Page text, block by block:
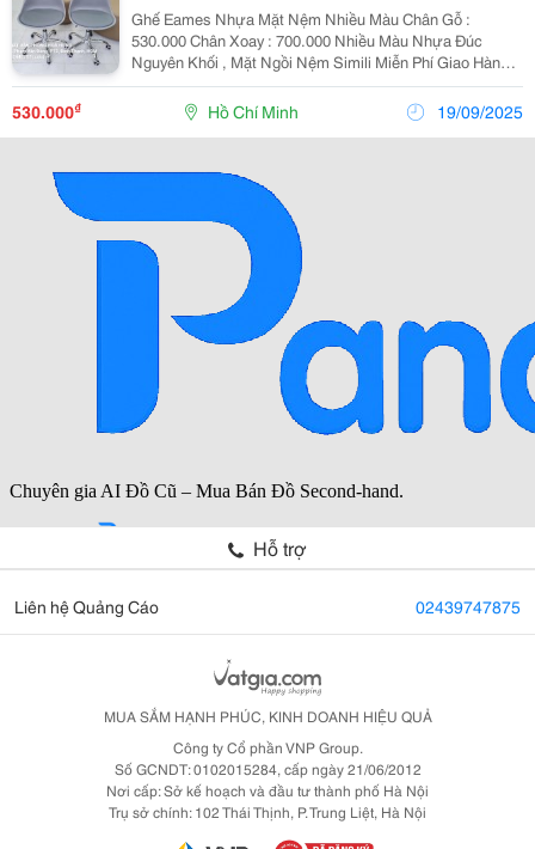
Ghế Eames Nhựa Mặt Nệm Nhiều Màu Chân Gỗ :
530.000 Chân Xoay : 700.000 Nhiều Màu Nhựa Đúc
Nguyên Khối , Mặt Ngồi Nệm Simili Miễn Phí Giao Hàng
Các Quận Hcm
530.000₫ Hồ Chí Minh 19/09/2025
Hỗ trợ
Liên hệ Quảng Cáo 02439747875
MUA SẮM HẠNH PHÚC, KINH DOANH HIỆU QUẢ
Công ty Cổ phần VNP Group.
Số GCNDT: 0102015284, cấp ngày 21/06/2012
Nơi cấp: Sở kế hoạch và đầu tư thành phố Hà Nội
Trụ sở chính: 102 Thái Thịnh, P. Trung Liệt, Hà Nội